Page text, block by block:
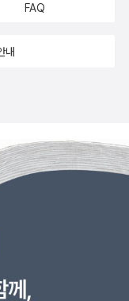
겠는가. 책값을 제하
혹하고 있는 나는 과
지조차 기억에 없는
생명을 갉아먹어가고
은 책이 한권도 없다.
고 바로 구매했던 김중
음이 더 급해진다. 도
FAQ
내